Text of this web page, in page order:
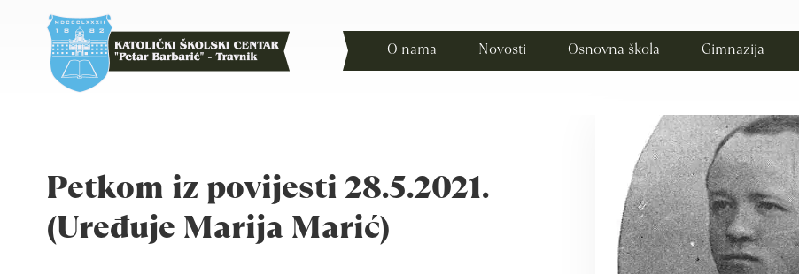
O nama Novosti Osnovna škola Gimnazija
Petkom iz povijesti 28.5.2021.
(Uređuje Marija Marić)